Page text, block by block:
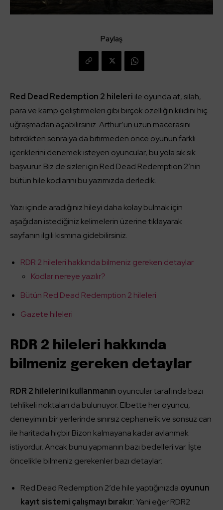
Paylaş
Red Dead Redemption 2 hileleri ile oyunda at, silah,
para ve kamp geliştirmeleri gibi birçok özelliğin kilidini hiç
uğraşmadan açabilirsiniz. Arthur’un uzun macerasını
bitirdikten sonra ya da bitirmeden önce oyunun farklı
içeriklerini denemek isteyen oyuncular, bu yola sık sık
başvurur. Biz de sizler için Red Dead Redemption 2’nin
bütün hile kodlarını bu yazımızda derledik.
Yazı içinde aradığınız hileyi daha kolay bulmak için
aşağıdan istediğiniz kelimelerin üzerine tıklayarak
sayfanın ilgili kısmına gidebilirsiniz.
RDR 2 hileleri hakkında bilmeniz gereken detaylar
Kodlar nereye yazılır?
Bütün Red Dead Redemption 2 hileleri
Gazete hileleri
RDR 2 hileleri hakkında
bilmeniz gereken detaylar
RDR 2 hilelerini kullanmanın oyuncular tarafında bazı
tehlikeli noktaları da bulunuyor. Elbette her oyuncu,
deneyimin bir yerlerinde sınırsız cephanelik ve sonsuz can
ile haritada hiçbir Bizon kalmayana kadar avlanmak
istiyordur. Ancak bunu yapmanın bazı bedelleri var. İşte
öncelikle bilmeniz gerekenler bazı detaylar:
Red Dead Redemption 2’de hile yaptığınızda oyunun
kayıt sistemi çalışmayı bırakır: Yani eğer RDR2